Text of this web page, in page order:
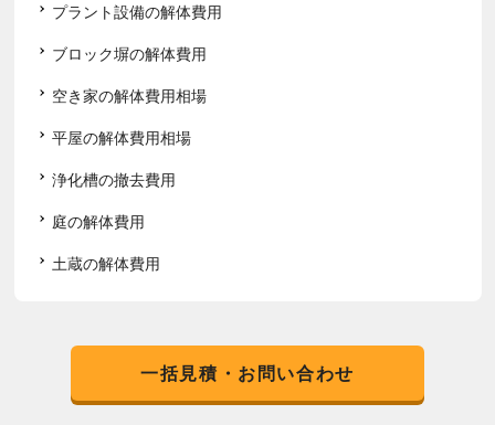
プラント設備の解体費用
ブロック塀の解体費用
空き家の解体費用相場
平屋の解体費用相場
浄化槽の撤去費用
庭の解体費用
土蔵の解体費用
一括見積・お問い合わせ